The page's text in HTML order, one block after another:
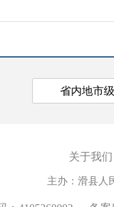
省内地市
关于我们
主办：滑县人